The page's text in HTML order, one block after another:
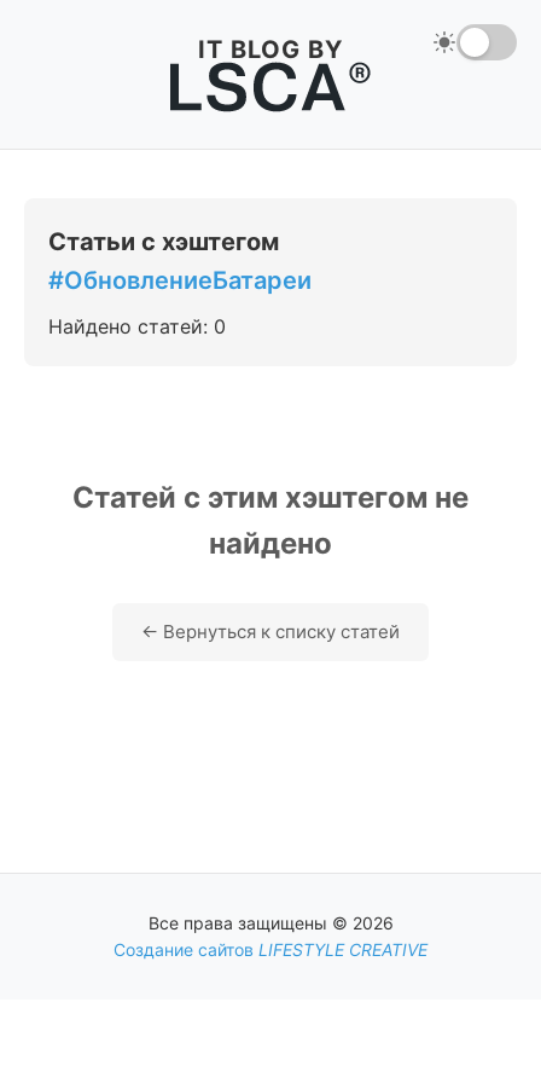
IT BLOG BY
Статьи с хэштегом
#ОбновлениеБатареи
Найдено статей: 0
Статей с этим хэштегом не
найдено
← Вернуться к списку статей
Все права защищены © 2026
Создание сайтов LIFESTYLE CREATIVE